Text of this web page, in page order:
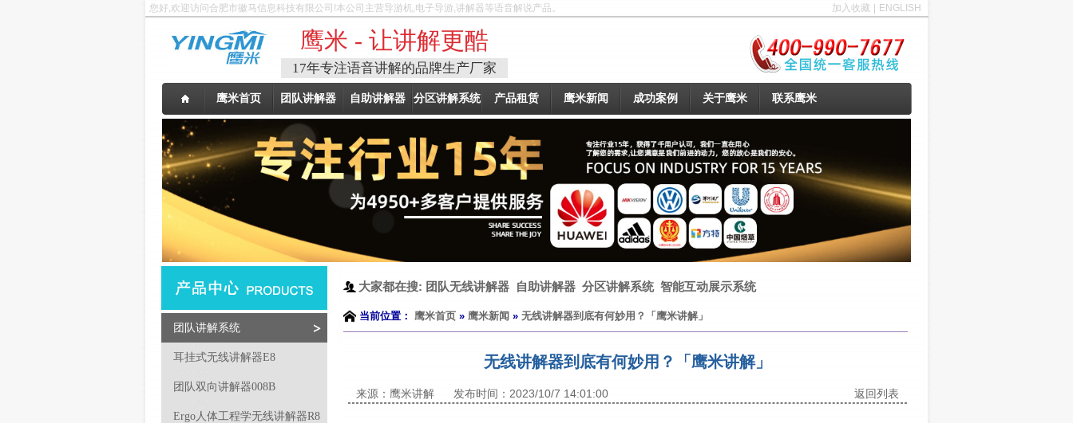
加入收藏 ENGLISH
您好,欢迎访问合肥市徽马信息科技有限公司!本公司主营导游机,电子导游,讲解器等语音解说产品。
鹰米 - 让讲解更酷
17年专注语音讲解的品牌生产厂家
鹰米首页 团队讲解器 自助讲解器 分区讲解系统 产品租赁 鹰米新闻 成功案例 关于鹰米 联系鹰米
团队讲解系统
耳挂式无线讲解器E8
团队双向讲解器008B
Ergo人体工程学无线讲解器R8
大家都在搜: 团队无线讲解器 自助讲解器 分区讲解系统 智能互动展示系统
当前位置： 鹰米首页 » 鹰米新闻 » 无线讲解器到底有何妙用？「鹰米讲解」
无线讲解器到底有何妙用？「鹰米讲解」
来源：鹰米讲解 发布时间：2023/10/7 14:01:00 返回列表